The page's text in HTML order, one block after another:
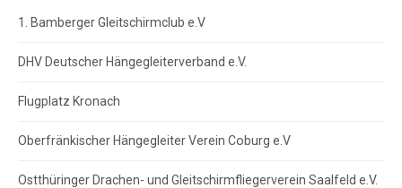
1. Bamberger Gleitschirmclub e.V
DHV Deutscher Hängegleiterverband e.V.
Flugplatz Kronach
Oberfränkischer Hängegleiter Verein Coburg e.V
Ostthüringer Drachen- und Gleitschirmfliegerverein Saalfeld e.V.